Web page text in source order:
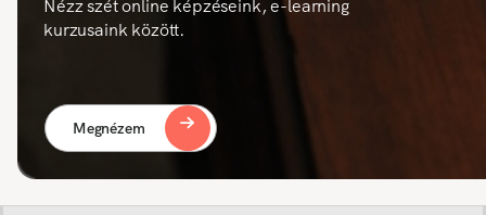
Nézz szét online képzéseink, e-learning
kurzusaink között.
Megnézem